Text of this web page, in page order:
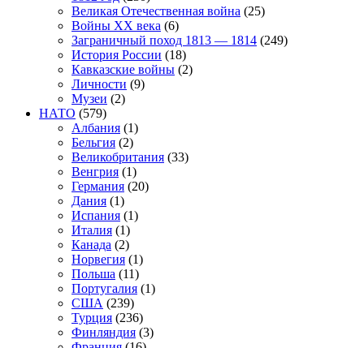
Великая Отечественная война (25)
Войны XX века (6)
Заграничный поход 1813 — 1814 (249)
История России (18)
Кавказские войны (2)
Личности (9)
Музеи (2)
НАТО (579)
Албания (1)
Бельгия (2)
Великобритания (33)
Венгрия (1)
Германия (20)
Дания (1)
Испания (1)
Италия (1)
Канада (2)
Норвегия (1)
Польша (11)
Португалия (1)
США (239)
Турция (236)
Финляндия (3)